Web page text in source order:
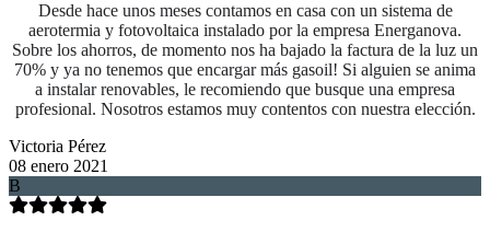
Desde hace unos meses contamos en casa con un sistema de
aerotermia y fotovoltaica instalado por la empresa Energanova.
Sobre los ahorros, de momento nos ha bajado la factura de la luz un
70% y ya no tenemos que encargar más gasoil! Si alguien se anima
a instalar renovables, le recomiendo que busque una empresa
profesional. Nosotros estamos muy contentos con nuestra elección.
Victoria Pérez
08 enero 2021
B